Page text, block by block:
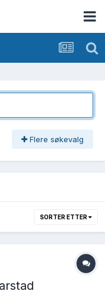
Flere søkevalg
SORTER ETTER